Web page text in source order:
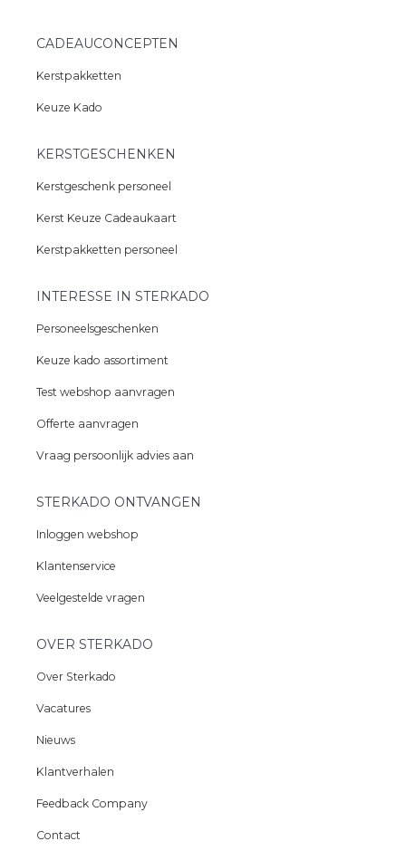
CADEAUCONCEPTEN
Kerstpakketten
Keuze Kado
KERSTGESCHENKEN
Kerstgeschenk personeel
Kerst Keuze Cadeaukaart
Kerstpakketten personeel
INTERESSE IN STERKADO
Personeelsgeschenken
Keuze kado assortiment
Test webshop aanvragen
Offerte aanvragen
Vraag persoonlijk advies aan
STERKADO ONTVANGEN
Inloggen webshop
Klantenservice
Veelgestelde vragen
OVER STERKADO
Over Sterkado
Vacatures
Nieuws
Klantverhalen
Feedback Company
Contact